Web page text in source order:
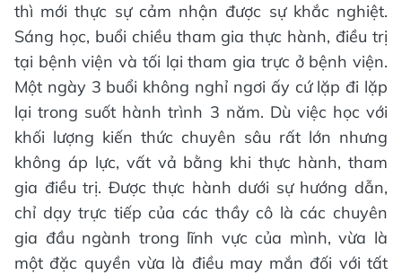
thì mới thực sự cảm nhận được sự khắc nghiệt.
Sáng học, buổi chiều tham gia thực hành, điều trị
tại bệnh viện và tối lại tham gia trực ở bệnh viện.
Một ngày 3 buổi không nghỉ ngơi ấy cứ lặp đi lặp
lại trong suốt hành trình 3 năm. Dù việc học với
khối lượng kiến thức chuyên sâu rất lớn nhưng
không áp lực, vất vả bằng khi thực hành, tham
gia điều trị. Được thực hành dưới sự hướng dẫn,
chỉ dạy trực tiếp của các thầy cô là các chuyên
gia đầu ngành trong lĩnh vực của mình, vừa là
một đặc quyền vừa là điều may mắn đối với tất